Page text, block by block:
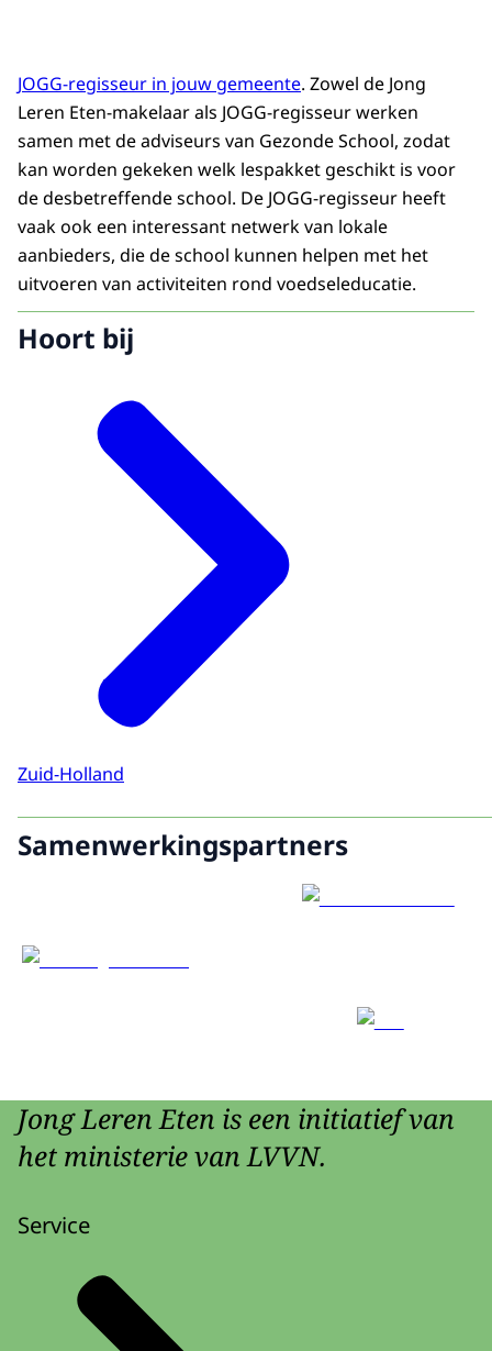
JOGG-regisseur in jouw gemeente. Zowel de Jong
Leren Eten-makelaar als JOGG-regisseur werken
samen met de adviseurs van Gezonde School, zodat
kan worden gekeken welk lespakket geschikt is voor
de desbetreffende school. De JOGG-regisseur heeft
vaak ook een interessant netwerk van lokale
aanbieders, die de school kunnen helpen met het
uitvoeren van activiteiten rond voedseleducatie.
Hoort bij
Zuid-Holland
Samenwerkingspartners
Jong Leren Eten is een initiatief van
het ministerie van LVVN.
Service